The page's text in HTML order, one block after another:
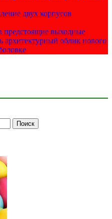
двух корпусов
предстоящие выходные
архитектурный облик нового